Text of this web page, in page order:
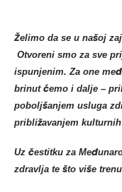
Želimo da se u našoj
Otvoreni smo za sve
ispunjenim. Za one
brinut ćemo i dalje –
poboljšanjem usluga
približavanjem
Uz čestitku za
zdravlja te što više